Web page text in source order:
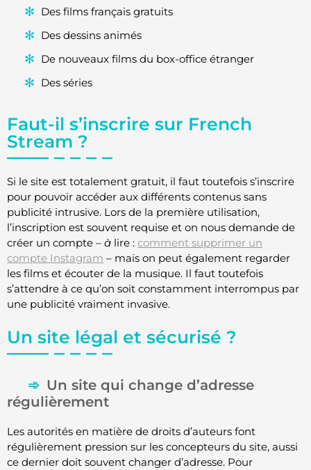
Des films français gratuits
Des dessins animés
De nouveaux films du box-office étranger
Des séries
Faut-il s’inscrire sur French
Stream ?
Si le site est totalement gratuit, il faut toutefois s’inscrire
pour pouvoir accéder aux différents contenus sans
publicité intrusive. Lors de la première utilisation,
l’inscription est souvent requise et on nous demande de
créer un compte – à lire : comment supprimer un
compte Instagram – mais on peut également regarder
les films et écouter de la musique. Il faut toutefois
s’attendre à ce qu’on soit constamment interrompus par
une publicité vraiment invasive.
Un site légal et sécurisé ?
Un site qui change d’adresse
régulièrement
Les autorités en matière de droits d’auteurs font
régulièrement pression sur les concepteurs du site, aussi
ce dernier doit souvent changer d’adresse. Pour